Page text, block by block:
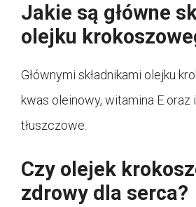
Jakie są główne
olejku
Głównymi składnikami olejku
kwas oleinowy, witamina E oraz
tłuszczowe.
Czy olejek
zdrowy dla serca?